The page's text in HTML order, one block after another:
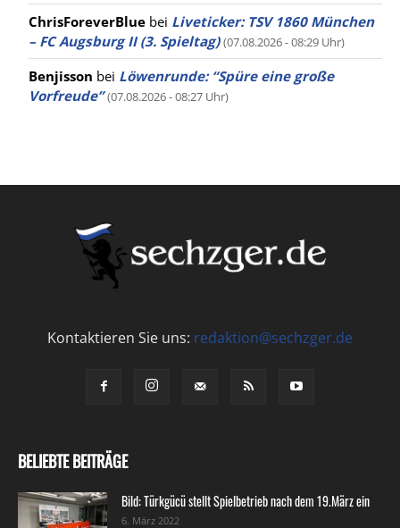
ChrisForeverBlue bei Liveticker: TSV 1860 München
– FC Augsburg II (3. Spieltag) (07.08.2026 - 08:29 Uhr)
Benjisson bei Löwenrunde: “Spüre eine große
Vorfreude” (07.08.2026 - 08:27 Uhr)
Kontaktieren Sie uns: redaktion@sechzger.de
BELIEBTE BEITRÄGE
Bild: Türkgücü stellt Spielbetrieb nach dem 19.März ein
6. März 2022